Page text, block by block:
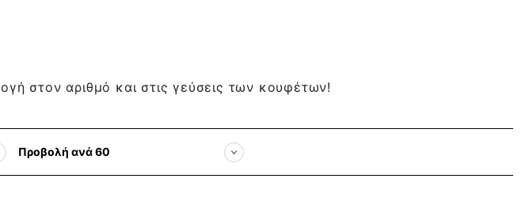
στον αριθμό και στις γεύσεις των κουφέτων!
Προβολή ανά 60